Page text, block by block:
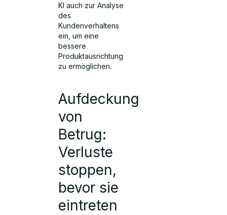
KI auch zur Analyse
des
Kundenverhaltens
ein, um eine
bessere
Produktausrichtung
zu ermöglichen.
Aufdeckung
von
Betrug:
Verluste
stoppen,
bevor sie
eintreten